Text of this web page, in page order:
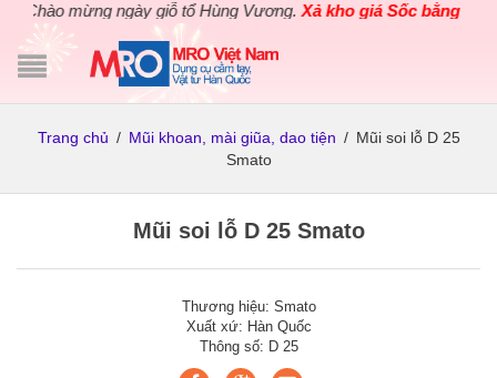
Chào mừng ngày giỗ tổ Hùng Vương.Xả kho giá Sốc bằng giá
Trang chủ / Mũi khoan, mài giũa, dao tiện / Mũi soi lỗ D 25
Smato
Mũi soi lỗ D 25 Smato
Thương hiệu: Smato
Xuất xứ: Hàn Quốc
Thông số: D 25